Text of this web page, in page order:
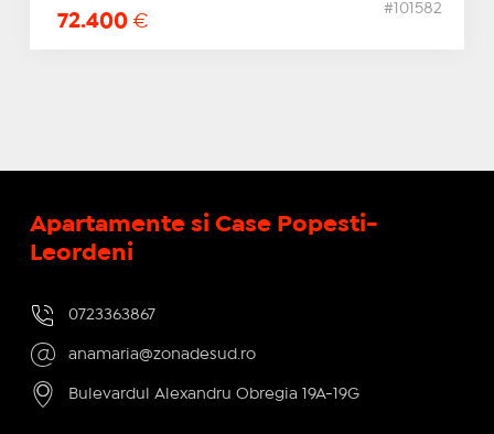
72.400 €
#101582
Apartamente si Case Popesti-
Leordeni
0723363867
anamaria@zonadesud.ro
Bulevardul Alexandru Obregia 19A-19G